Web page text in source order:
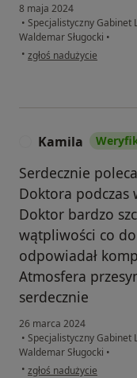
8 maja 2024
• Specjalistyczny Gabinet
Waldemar Sługocki •
• w opinii użytkownika
zgłoś nadużycie
Kamila
Serdecznie
Doktora podczas
Doktor bardzo
wątpliwości co
odpowiadał
Atmosfera
serdecznie
26 marca 2024
• Specjalistyczny Gabinet
Waldemar Sługocki •
• w opinii użytkownika
zgłoś nadużycie